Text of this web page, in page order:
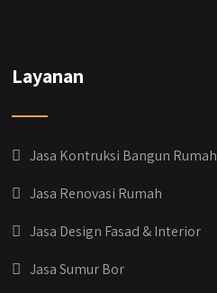
Layanan
Jasa Kontruksi Bangun Rumah
Jasa Renovasi Rumah
Jasa Design Fasad & Interior
Jasa Sumur Bor